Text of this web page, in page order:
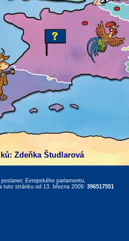
Zdeňka Študlarová
Evropského parlamentu,
tuto stránku od 13. března 2009: 396517551